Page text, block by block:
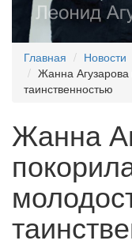
Главная
Новости
Жанна
таинственностью
Жанна